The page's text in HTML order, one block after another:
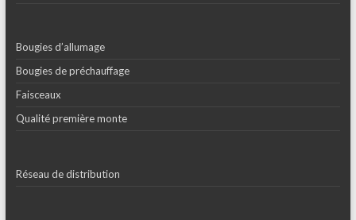
Bougies d’allumage
Bougies de préchauffage
Faisceaux
Qualité première monte
Réseau de distribution